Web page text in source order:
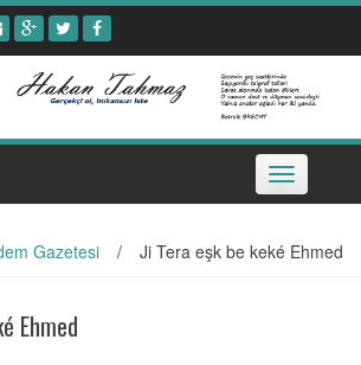
Toggle
navigation
Gazetesi / Ji Tera eşk be keké Ehmed
Ehmed